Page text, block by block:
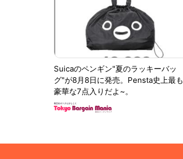
Suicaのペンギン"夏のラッキーバッ
グ"が8月8日に発売。Pensta史上最も
豪華な7点入りだよ~。